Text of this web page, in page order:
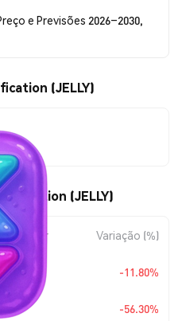
e Previsões 2026–2030,
(JELLY)
(JELLY)
do Valor Variação (%)
-11.80%
-56.30%